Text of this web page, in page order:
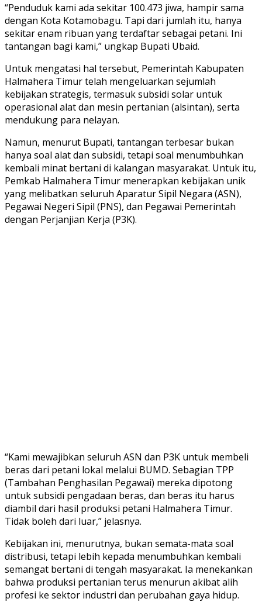
“Penduduk kami ada sekitar 100.473 jiwa, hampir sama
dengan Kota Kotamobagu. Tapi dari jumlah itu, hanya
sekitar enam ribuan yang terdaftar sebagai petani. Ini
tantangan bagi kami,” ungkap Bupati Ubaid.
Untuk mengatasi hal tersebut, Pemerintah Kabupaten
Halmahera Timur telah mengeluarkan sejumlah
kebijakan strategis, termasuk subsidi solar untuk
operasional alat dan mesin pertanian (alsintan), serta
mendukung para nelayan.
Namun, menurut Bupati, tantangan terbesar bukan
hanya soal alat dan subsidi, tetapi soal menumbuhkan
kembali minat bertani di kalangan masyarakat. Untuk itu,
Pemkab Halmahera Timur menerapkan kebijakan unik
yang melibatkan seluruh Aparatur Sipil Negara (ASN),
Pegawai Negeri Sipil (PNS), dan Pegawai Pemerintah
dengan Perjanjian Kerja (P3K).
“Kami mewajibkan seluruh ASN dan P3K untuk membeli
beras dari petani lokal melalui BUMD. Sebagian TPP
(Tambahan Penghasilan Pegawai) mereka dipotong
untuk subsidi pengadaan beras, dan beras itu harus
diambil dari hasil produksi petani Halmahera Timur.
Tidak boleh dari luar,” jelasnya.
Kebijakan ini, menurutnya, bukan semata-mata soal
distribusi, tetapi lebih kepada menumbuhkan kembali
semangat bertani di tengah masyarakat. Ia menekankan
bahwa produksi pertanian terus menurun akibat alih
profesi ke sektor industri dan perubahan gaya hidup.